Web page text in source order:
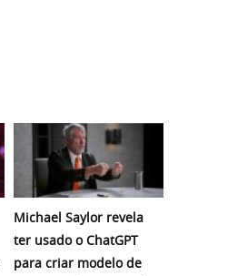
Michael Saylor revela
ter usado o ChatGPT
para criar modelo de